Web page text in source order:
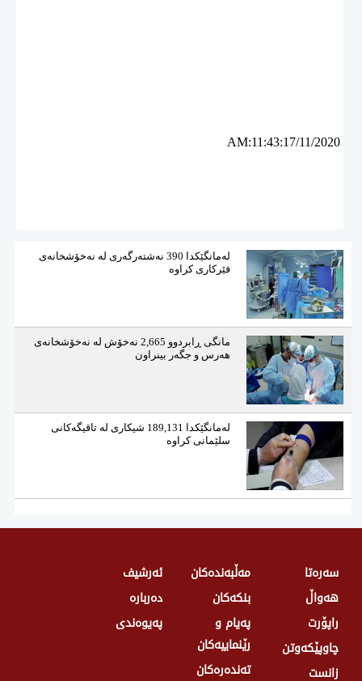
AM:11:43:17/11/2020
لەمانگێكدا 390 نەشتەرگەری لە نەخۆشخانەی
فێركاری كراوە
مانگی ڕابردوو 2,665 نەخۆش لە نەخۆشخانەی
هەرس و جگەر بینراون
لەمانگێكدا 189,131 شیكاری لە تاقیگەكانی
سلێمانی كراوە
سەرەتا
هەواڵ
راپۆرت
چاوپێکەوتن
زانست
مەڵبەندەکان
بنکەکان
پەیام و
رێنماییەکان
تەندەرەكان
ئەرشیف
دەربارە
پەیوەندی